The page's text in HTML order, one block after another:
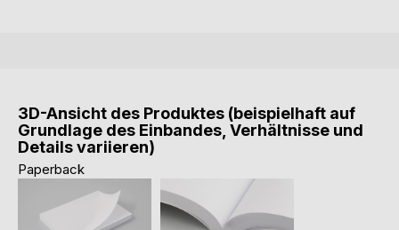
3D-Ansicht des Produktes (beispielhaft auf
Grundlage des Einbandes, Verhältnisse und
Details variieren)
Paperback